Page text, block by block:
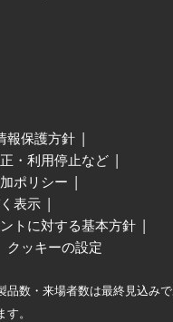
報保護方針
・利用停止など
ポリシー
表示
トに対する基本方針
クッキーの設定
品数・来場者数は最終見込み
。